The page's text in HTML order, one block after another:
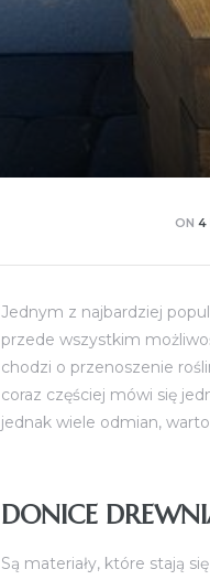
ON4
Jednym z najbardziej
przede wszystkim
chodzi o przenoszenie
coraz częściej mówi się
jednak wiele odmian,
DONICE
Są materiały, które stają